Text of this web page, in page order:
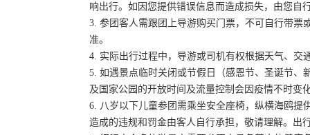
响出行。如因您提供错误信息而造成损失，由您自
3. 参团客人需跟团上导游购买门票，不可自行带票
准。
4. 实际出行过程中，导游或司机有权根据天气、
5. 如遇景点临时关闭或节假日（感恩节、圣诞节
及国家公园的开放时间及流量控制会因疫情不时变
6. 八岁以下儿童参团需乘坐安全座椅，纵横海鸥提
造成的违规和罚金由客人自行承担，敬请理解。出